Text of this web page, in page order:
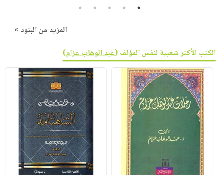
1
2
3
4
5
المزيد من البنود »
الكتب الأكثر شعبية لنفس المؤلف (عبد الوهاب عزام)